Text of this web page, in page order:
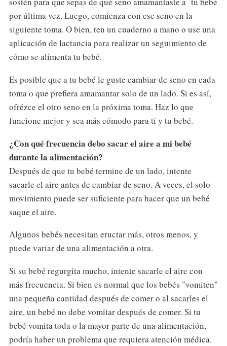
por última vez. Luego, comienza con ese seno en la
siguiente toma. O bien, ten un cuaderno a mano o use una
aplicación de lactancia para realizar un seguimiento de
cómo se alimenta tu bebé.
Es posible que a tu bebé le guste cambiar de seno en cada
toma o que prefiera amamantar solo de un lado. Si es así,
ofrézce el otro seno en la próxima toma. Haz lo que
funcione mejor y sea más cómodo para ti y tu bebé.
¿Con qué frecuencia debo sacar el aire a mi bebé
durante la alimentación?
Después de que tu bebé termine de un lado, intente
sacarle el aire antes de cambiar de seno. A veces, el solo
movimiento puede ser suficiente para hacer que un bebé
saque el aire.
Algunos bebés necesitan eructar más, otros menos, y
puede variar de una alimentación a otra.
Si su bebé regurgita mucho, intente sacarle el aire con
más frecuencia. Si bien es normal que los bebés "vomiten"
una pequeña cantidad después de comer o al sacarles el
aire, un bebé no debe vomitar después de comer. Si tu
bebé vomita toda o la mayor parte de una alimentación,
podría haber un problema que requiera atención médica.